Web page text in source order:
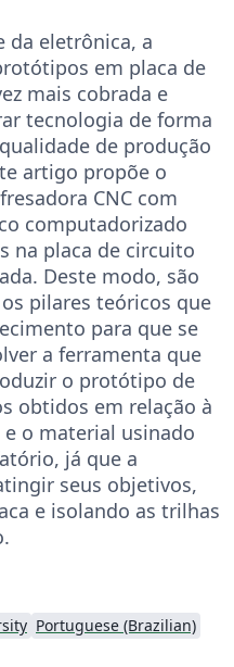
da eletrônica, a
em placa de
mais cobrada e
tecnologia de forma
de produção
artigo propõe o
CNC com
computadorizado
na placa de circuito
Deste modo, são
pilares teóricos que
para que se
a ferramenta que
o protótipo de
obtidos em relação à
o material usinado
já que a
seus objetivos,
e isolando as trilhas
Portuguese (Brazilian)